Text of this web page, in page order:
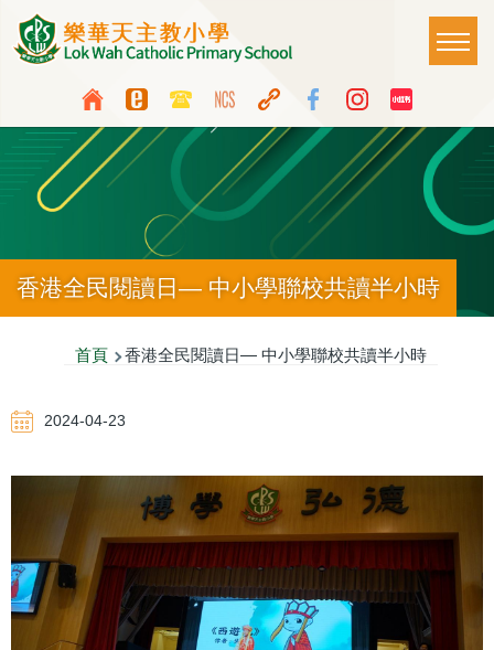
移至主內容
Top
Media
Icon
Button
Language
switcher
Main
香港全民閱讀日— 中小學聯校共讀半小時
連
結
首頁 香港全民閱讀日— 中小學聯校共讀半小時
2024-04-23